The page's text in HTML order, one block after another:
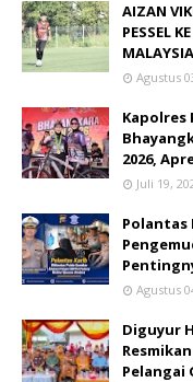
AIZAN
PESSEL
MALAYSIA
Agustus
Kapolres
2026,
Juli 19,
Polantas
Agustus
Diguyur
Pelangai